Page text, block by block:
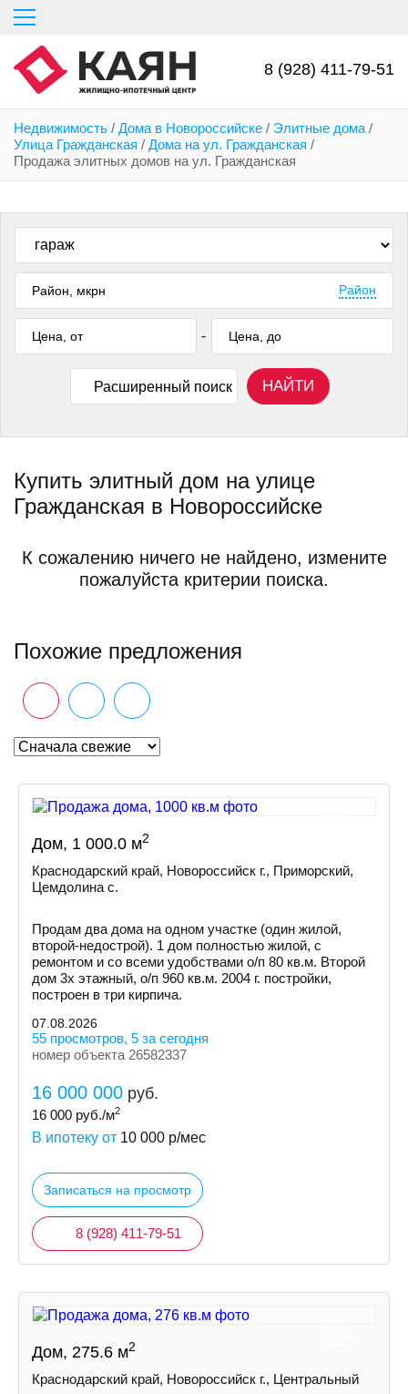
Перейти
основному
содержанию
8 (928) 411-79-51
Недвижимость / Дома в Новороссийске / Элитные дома /
Улица Гражданская / Дома на ул. Гражданская /
Продажа элитных домов на ул. Гражданская
Район
-
Расширенный поиск НАЙТИ
Купить элитный дом на улице
Гражданская в Новороссийске
К сожалению ничего не найдено, измените
пожалуйста критерии поиска.
Похожие предложения
Дом, 1 000.0 м2
Краснодарский край, Новороссийск г., Приморский,
Цемдолина с.
Продам два дома на одном участке (один жилой,
второй-недострой). 1 дом полностью жилой, с
ремонтом и со всеми удобствами о/п 80 кв.м. Второй
дом 3х этажный, о/п 960 кв.м. 2004 г. постройки,
построен в три кирпича.
07.08.2026
55 просмотров, 5 за сегодня
номер объекта 26582337
16 000 000 руб.
16 000 руб./м2
В ипотеку от 10 000 р/мес
Записаться на просмотр
8 (928) 411-79-51
Дом, 275.6 м2
Краснодарский край, Новороссийск г., Центральный